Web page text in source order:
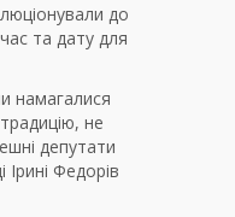
до
та дату для
намагалися
не
депутати
Федорів